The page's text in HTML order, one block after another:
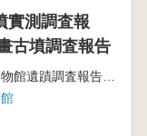
實測調査報
墳調査報告
啓明大学校博物館遺蹟調査報告第2輯